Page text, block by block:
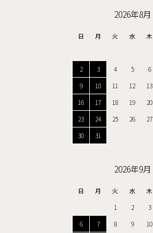
2026年8月
日 月 火 水 木
2
3 4 5 6
9
10 11 12 13
16
17 18 19 20
23
24 25 26 27
30
31
2026年9月
日 月 火 水 木
1
2 3
6
7 8 9 10